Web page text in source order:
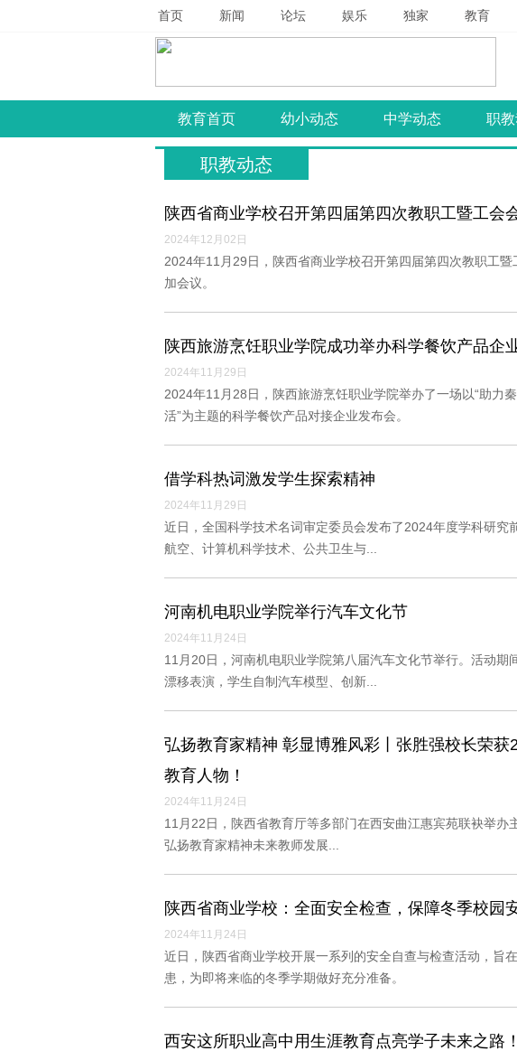
首页 新闻 论坛 娱乐 独家 教育
教育首页 幼小动态 中学动态 职
职教动态
陕西省商业学校召开第四届第四次教职工暨工会
2024年12月02日
2024年11月29日，陕西省商业学校召开第四届第四次教职工
加会议。
陕西旅游烹饪职业学院成功举办科学餐饮产品企
2024年11月29日
2024年11月28日，陕西旅游烹饪职业学院举办了一场以“助力
活”为主题的科学餐饮产品对接企业发布会。
借学科热词激发学生探索精神
2024年11月29日
近日，全国科学技术名词审定委员会发布了2024年度学科研究
航空、计算机科学技术、公共卫生与...
河南机电职业学院举行汽车文化节
2024年11月24日
11月20日，河南机电职业学院第八届汽车文化节举行。活动期
漂移表演，学生自制汽车模型、创新...
弘扬教育家精神 彰显博雅风彩丨张胜强校长荣获
教育人物！
2024年11月24日
11月22日，陕西省教育厅等多部门在西安曲江惠宾苑联袂举办
弘扬教育家精神未来教师发展...
陕西省商业学校：全面安全检查，保障冬季校园
2024年11月24日
近日，陕西省商业学校开展一系列的安全自查与检查活动，旨
患，为即将来临的冬季学期做好充分准备。
西安这所职业高中用生涯教育点亮学子未来之路！